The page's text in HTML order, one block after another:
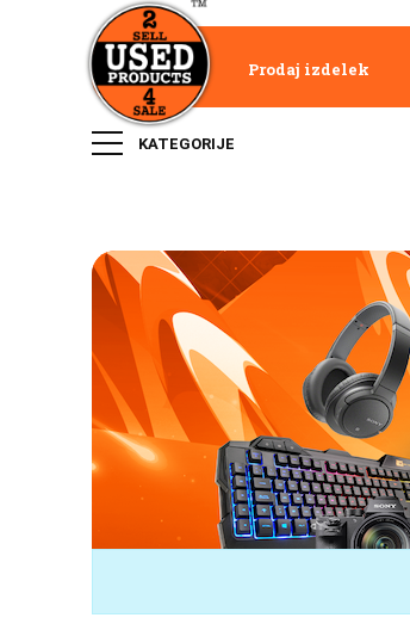
Prodaj izdelek
KATEGORIJE